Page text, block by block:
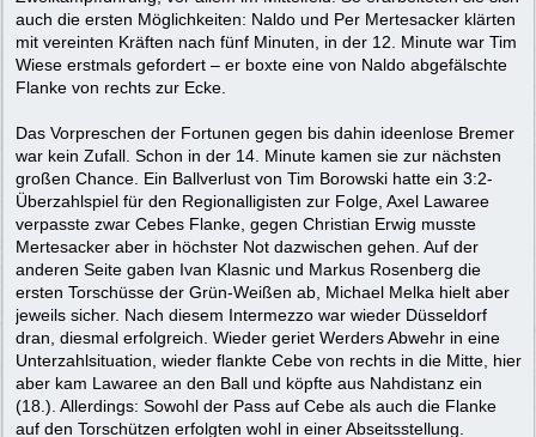
auch die ersten Möglichkeiten: Naldo und Per Mertesacker klärten
mit vereinten Kräften nach fünf Minuten, in der 12. Minute war Tim
Wiese erstmals gefordert – er boxte eine von Naldo abgefälschte
Flanke von rechts zur Ecke.
Das Vorpreschen der Fortunen gegen bis dahin ideenlose Bremer
war kein Zufall. Schon in der 14. Minute kamen sie zur nächsten
großen Chance. Ein Ballverlust von Tim Borowski hatte ein 3:2-
Überzahlspiel für den Regionalligisten zur Folge, Axel Lawaree
verpasste zwar Cebes Flanke, gegen Christian Erwig musste
Mertesacker aber in höchster Not dazwischen gehen. Auf der
anderen Seite gaben Ivan Klasnic und Markus Rosenberg die
ersten Torschüsse der Grün-Weißen ab, Michael Melka hielt aber
jeweils sicher. Nach diesem Intermezzo war wieder Düsseldorf
dran, diesmal erfolgreich. Wieder geriet Werders Abwehr in eine
Unterzahlsituation, wieder flankte Cebe von rechts in die Mitte, hier
aber kam Lawaree an den Ball und köpfte aus Nahdistanz ein
(18.). Allerdings: Sowohl der Pass auf Cebe als auch die Flanke
auf den Torschützen erfolgten wohl in einer Abseitsstellung.